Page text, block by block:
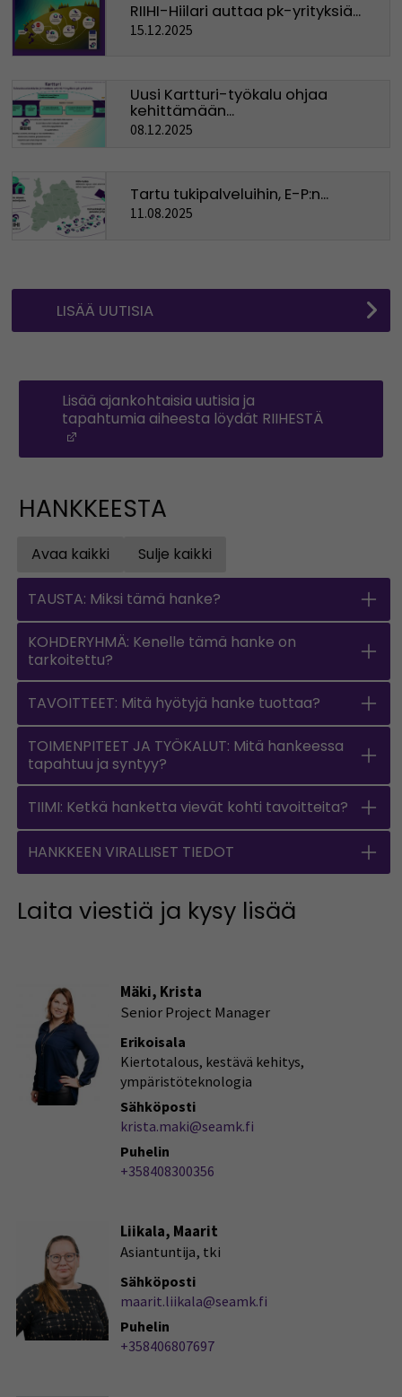
RIIHI-Hiilari auttaa pk-yrityksiä...
15.12.2025
Uusi Kartturi-työkalu ohjaa
kehittämään...
08.12.2025
Tartu tukipalveluihin, E-P:n...
11.08.2025
LISÄÄ UUTISIA
Lisää ajankohtaisia uutisia ja
tapahtumia aiheesta löydät RIIHESTÄ
HANKKEESTA
Avaa kaikki
Open all accordions
Sulje kaikki
TAUSTA: Miksi tämä hanke?
KOHDERYHMÄ: Kenelle tämä hanke on
tarkoitettu?
TAVOITTEET: Mitä hyötyjä hanke tuottaa?
TOIMENPITEET JA TYÖKALUT: Mitä hankeessa
tapahtuu ja syntyy?
TIIMI: Ketkä hanketta vievät kohti tavoitteita?
HANKKEEN VIRALLISET TIEDOT
Laita viestiä ja kysy lisää
Mäki, Krista
Senior Project Manager
Erikoisala
Kiertotalous, kestävä kehitys,
ympäristöteknologia
Sähköposti
krista.maki@seamk.fi
Puhelin
+358408300356
Liikala, Maarit
Asiantuntija, tki
Sähköposti
maarit.liikala@seamk.fi
Puhelin
+358406807697